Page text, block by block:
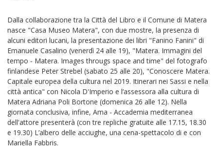
Dalla collaborazione tra la Città del Libro e il Comune di Matera
nasce "Casa Museo Matera", con due mostre, la presenza di
alcuni editori lucani, la presentazione dei libri "Fanino Fanini" di
Emanuele Casalino (venerdì 24 alle 19), "Matera. Immagini del
tempo - Matera. Images througs space and time" del fotografo
finlandese Peter Strebel (sabato 25 alle 20), "Conoscere Matera.
Capitale europea della cultura nel 2019. Itinerari nei Sassi e nella
città antica" con Nicola D'Imperio e l’assessora alla cultura di
Matera Adriana Poli Bortone (domenica 26 alle 12). Nella
giornata conclusiva, infine, Ama - Accademia mediterranea
dell'attore presenterà (con tre repliche gratuite alle 17.15, 18.30
e 19.30) L’albero delle acciughe, una cena-spettacolo di e con
Mariella Fabbris.